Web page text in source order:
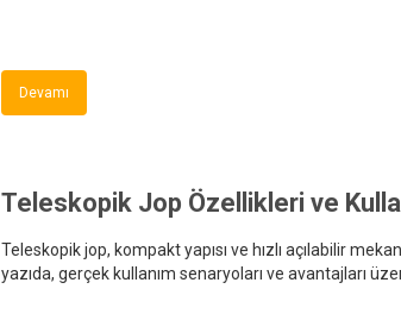
Devamı
Teleskopik Jop Özellikleri ve
Teleskopik jop, kompakt yapısı ve hızlı açılabilir
yazıda, gerçek kullanım senaryoları ve avantajları